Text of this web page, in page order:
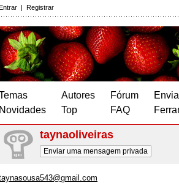
| Registrar
Novidades
Autores
Top
Fórum
FAQ
taynaoliveiras
Enviar uma mensagem privada